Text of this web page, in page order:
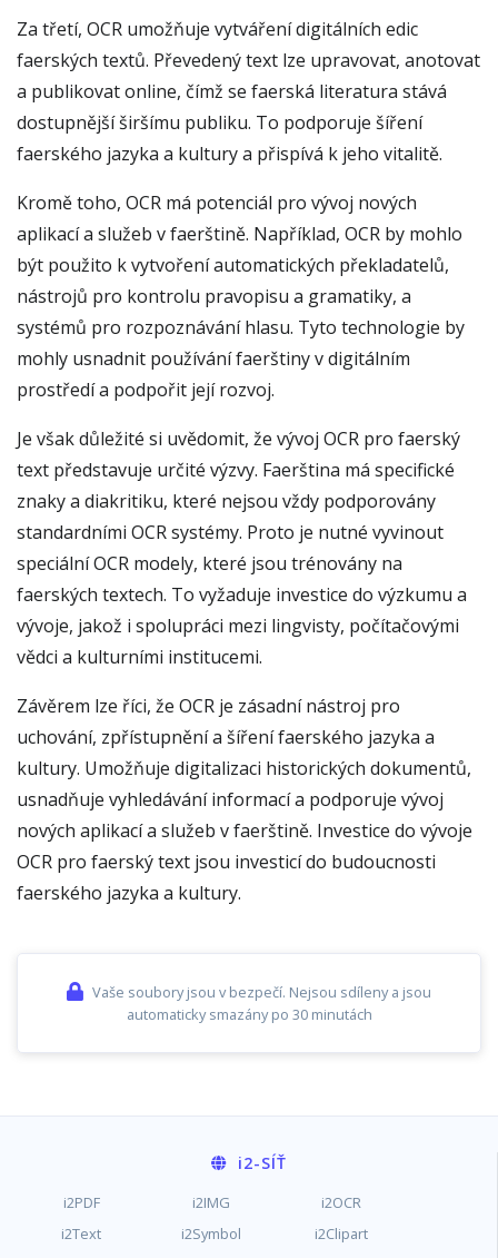
Za třetí, OCR umožňuje vytváření digitálních edic
faerských textů. Převedený text lze upravovat, anotovat
a publikovat online, čímž se faerská literatura stává
dostupnější širšímu publiku. To podporuje šíření
faerského jazyka a kultury a přispívá k jeho vitalitě.
Kromě toho, OCR má potenciál pro vývoj nových
aplikací a služeb v faerštině. Například, OCR by mohlo
být použito k vytvoření automatických překladatelů,
nástrojů pro kontrolu pravopisu a gramatiky, a
systémů pro rozpoznávání hlasu. Tyto technologie by
mohly usnadnit používání faerštiny v digitálním
prostředí a podpořit její rozvoj.
Je však důležité si uvědomit, že vývoj OCR pro faerský
text představuje určité výzvy. Faerština má specifické
znaky a diakritiku, které nejsou vždy podporovány
standardními OCR systémy. Proto je nutné vyvinout
speciální OCR modely, které jsou trénovány na
faerských textech. To vyžaduje investice do výzkumu a
vývoje, jakož i spolupráci mezi lingvisty, počítačovými
vědci a kulturními institucemi.
Závěrem lze říci, že OCR je zásadní nástroj pro
uchování, zpřístupnění a šíření faerského jazyka a
kultury. Umožňuje digitalizaci historických dokumentů,
usnadňuje vyhledávání informací a podporuje vývoj
nových aplikací a služeb v faerštině. Investice do vývoje
OCR pro faerský text jsou investicí do budoucnosti
faerského jazyka a kultury.
Vaše soubory jsou v bezpečí. Nejsou sdíleny a jsou
automaticky smazány po 30 minutách
i2-SÍŤ
i2PDF i2IMG
i2OCR
i2Text
i2Symbol
i2Clipart